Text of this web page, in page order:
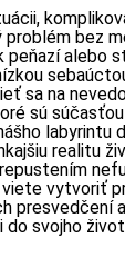
bez
alebo
sa na
sú
labyrintu
realitu
vytvoriť
presvedčení
do svojho